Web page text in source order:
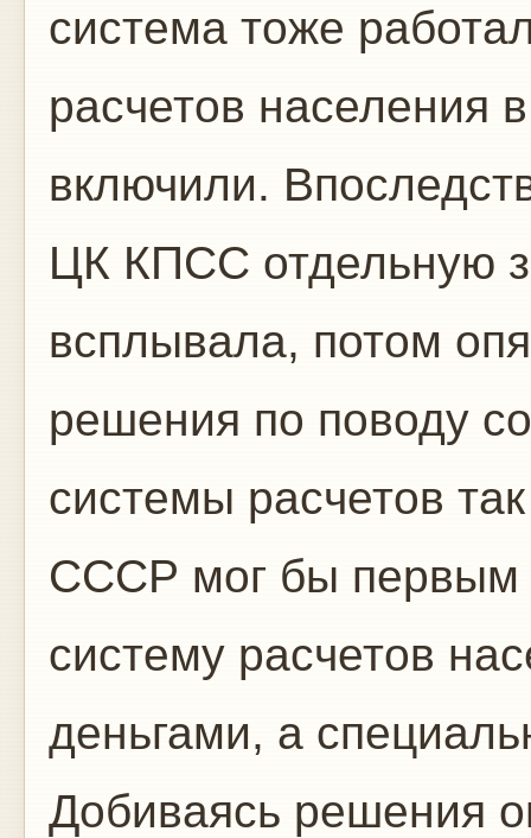
система тоже
расчетов населения
включили.
ЦК КПСС отдельную
всплывала, потом
решения по поводу
системы расчетов
СССР мог бы первым
систему расчетов
деньгами, а
Добиваясь решения